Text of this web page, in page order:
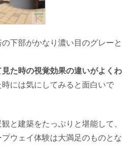
下部がかなり濃い目のグレーと
た時の視覚効果の違いがよくわ
には気にしてみると面白いで
と建築をたっぷりと堪能して、
ウェイ体験は大満足のものとな